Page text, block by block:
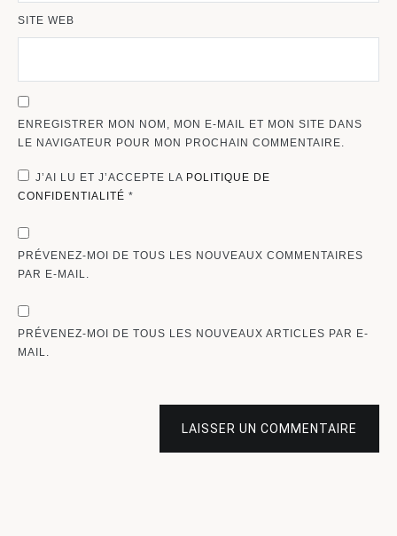
SITE WEB
ENREGISTRER MON NOM, MON E-MAIL ET MON SITE DANS
LE NAVIGATEUR POUR MON PROCHAIN COMMENTAIRE.
J’AI LU ET J’ACCEPTE LA POLITIQUE DE
CONFIDENTIALITÉ *
PRÉVENEZ-MOI DE TOUS LES NOUVEAUX COMMENTAIRES
PAR E-MAIL.
PRÉVENEZ-MOI DE TOUS LES NOUVEAUX ARTICLES PAR E-
MAIL.
LAISSER UN COMMENTAIRE